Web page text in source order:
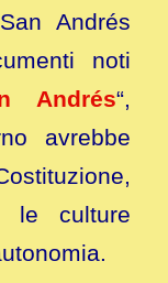
Andrés
noti
Andrés“,
avrebbe
le culture